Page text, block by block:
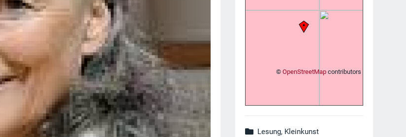
© OpenStreetMapcontributors
Lesung, Kleinkunst